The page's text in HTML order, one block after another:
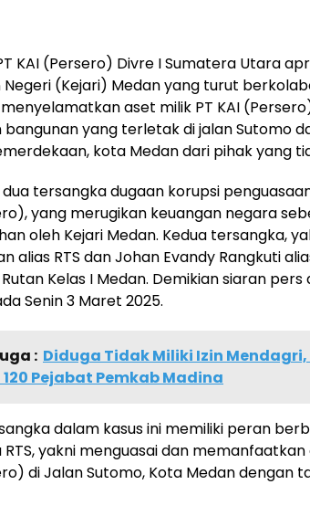
KAI (Persero) Divre I Sumatera Utara
Negeri (Kejari) Medan yang turut
aset milik PT KAI
bangunan yang terletak di jalan Sutomo
kota Medan dari pihak yang
tersangka dugaan korupsi
yang merugikan keuangan negara
oleh Kejari Medan. Kedua tersangka,
alias RTS dan Johan Evandy Rangkuti
Kelas I Medan. Demikian siaran
Senin 3 Maret 2025.
: Diduga Tidak Miliki Izin
Pejabat Pemkab Madina
dalam kasus ini memiliki peran
yakni menguasai dan memanfaatkan
di Jalan Sutomo, Kota Medan dengan